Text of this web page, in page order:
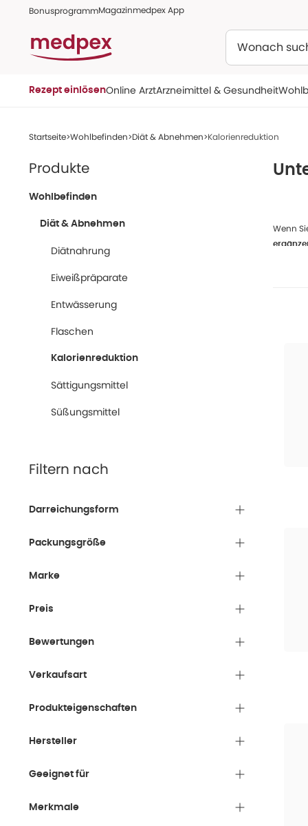
BonusprogrammMagazinmedpex App
Rezept einlösenOnline ArztArzneimittel & Gesundheit
Startseite Wohlbefinden Diät & Abnehmen Kalorienreduktion
Produkte
Wohlbefinden
Diät & Abnehmen
Diätnahrung
Eiweißpräparate
Entwässerung
Flaschen
Kalorienreduktion
Sättigungsmittel
Süßungsmittel
Filtern nach
Darreichungsform
Packungsgröße
Marke
Preis
Bewertungen
Verkaufsart
Produkteigenschaften
Hersteller
Geeignet für
Merkmale
Wenn